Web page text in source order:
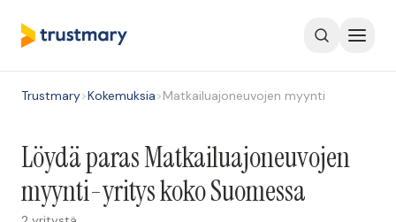
Trustmary>Kokemuksia>Matkailuajoneuvojen myynti
Löydä paras Matkailuajoneuvojen
myynti-yritys koko Suomessa